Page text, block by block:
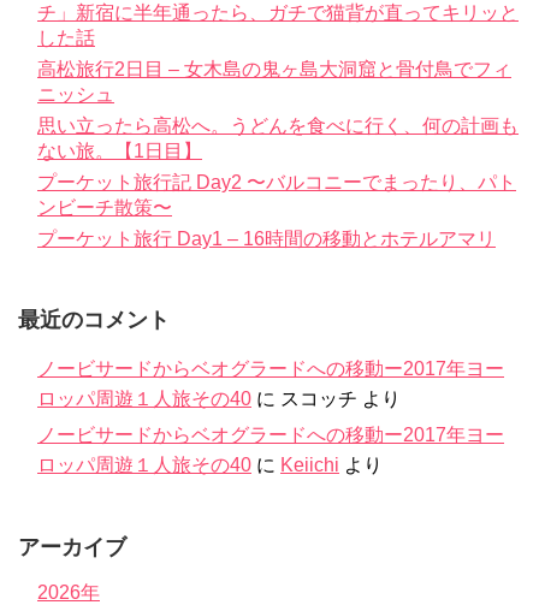
チ」新宿に半年通ったら、ガチで猫背が直ってキリッと
した話
高松旅行2日目 – 女木島の鬼ヶ島大洞窟と骨付鳥でフィ
ニッシュ
思い立ったら高松へ。うどんを食べに行く、何の計画も
ない旅。【1日目】
プーケット旅行記 Day2 〜バルコニーでまったり、パト
ンビーチ散策〜
プーケット旅行 Day1 – 16時間の移動とホテルアマリ
最近のコメント
ノービサードからベオグラードへの移動ー2017年ヨー
ロッパ周遊１人旅その40 に スコッチ より
ノービサードからベオグラードへの移動ー2017年ヨー
ロッパ周遊１人旅その40 に Keiichi より
アーカイブ
2026年